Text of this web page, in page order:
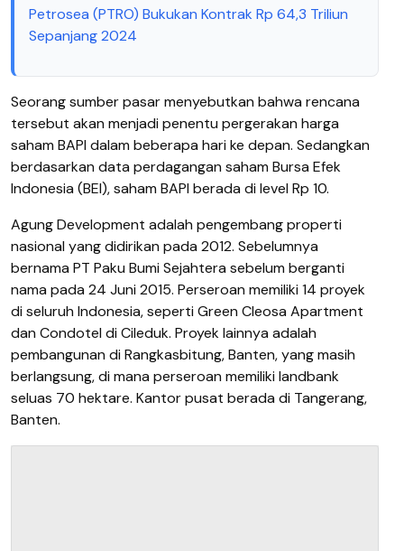
Petrosea (PTRO) Bukukan Kontrak Rp 64,3 Triliun
Sepanjang 2024
Seorang sumber pasar menyebutkan bahwa rencana
tersebut akan menjadi penentu pergerakan harga
saham BAPI dalam beberapa hari ke depan. Sedangkan
berdasarkan data perdagangan saham Bursa Efek
Indonesia (BEI), saham BAPI berada di level Rp 10.
Agung Development adalah pengembang properti
nasional yang didirikan pada 2012. Sebelumnya
bernama PT Paku Bumi Sejahtera sebelum berganti
nama pada 24 Juni 2015. Perseroan memiliki 14 proyek
di seluruh Indonesia, seperti Green Cleosa Apartment
dan Condotel di Cileduk. Proyek lainnya adalah
pembangunan di Rangkasbitung, Banten, yang masih
berlangsung, di mana perseroan memiliki landbank
seluas 70 hektare. Kantor pusat berada di Tangerang,
Banten.